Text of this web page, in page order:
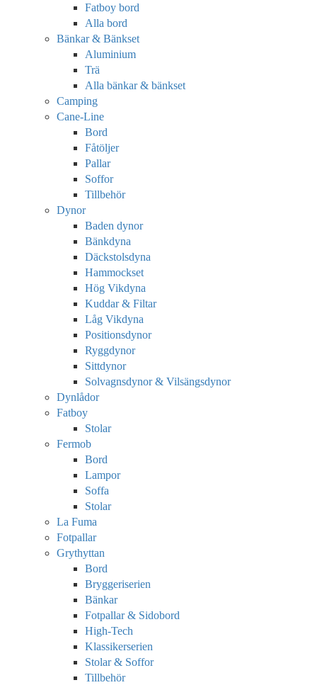
Fatboy bord
Alla bord
Bänkar & Bänkset
Aluminium
Trä
Alla bänkar & bänkset
Camping
Cane-Line
Bord
Fåtöljer
Pallar
Soffor
Tillbehör
Dynor
Baden dynor
Bänkdyna
Däckstolsdyna
Hammockset
Hög Vikdyna
Kuddar & Filtar
Låg Vikdyna
Positionsdynor
Ryggdynor
Sittdynor
Solvagnsdynor & Vilsängsdynor
Dynlådor
Fatboy
Stolar
Fermob
Bord
Lampor
Soffa
Stolar
La Fuma
Fotpallar
Grythyttan
Bord
Bryggeriserien
Bänkar
Fotpallar & Sidobord
High-Tech
Klassikerserien
Stolar & Soffor
Tillbehör